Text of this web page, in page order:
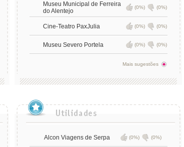
Museu Municipal de Ferreira
do Alentejo
(0%) (0%)
Cine-Teatro PaxJulia (0%) (0%)
Museu Severo Portela (0%) (0%)
Mais sugestões
Alcon Viagens de Serpa (0%) (0%)